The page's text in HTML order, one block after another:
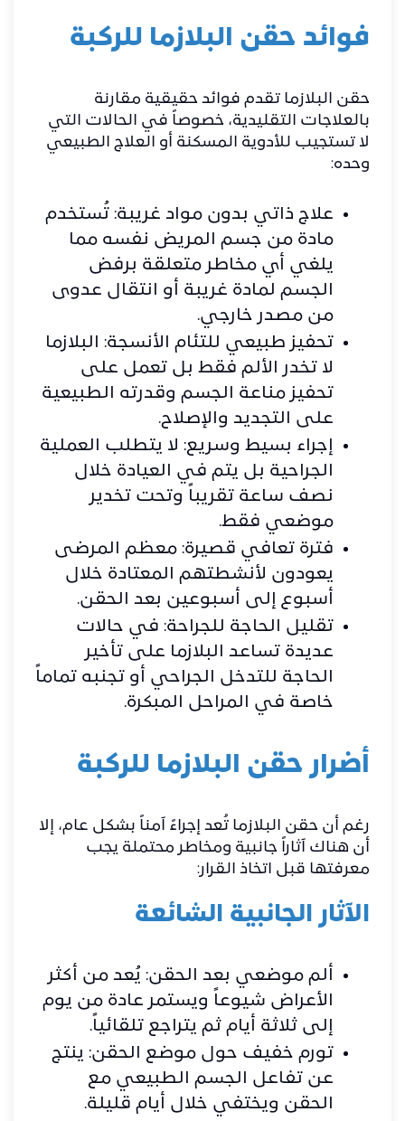
فوائد حقن البلازما للركبة
حقن البلازما تقدم فوائد حقيقية مقارنة
بالعلاجات التقليدية، خصوصاً في الحالات التي
لا تستجيب للأدوية المسكنة أو العلاج الطبيعي
وحده:
علاج ذاتي بدون مواد غريبة: تُستخدم
مادة من جسم المريض نفسه مما
يلغي أي مخاطر متعلقة برفض
الجسم لمادة غريبة أو انتقال عدوى
من مصدر خارجي.
تحفيز طبيعي للتئام الأنسجة: البلازما
لا تخدر الألم فقط بل تعمل على
تحفيز مناعة الجسم وقدرته الطبيعية
على التجديد والإصلاح.
إجراء بسيط وسريع: لا يتطلب العملية
الجراحية بل يتم في العيادة خلال
نصف ساعة تقريباً وتحت تخدير
موضعي فقط.
فترة تعافي قصيرة: معظم المرضى
يعودون لأنشطتهم المعتادة خلال
أسبوع إلى أسبوعين بعد الحقن.
تقليل الحاجة للجراحة: في حالات
عديدة تساعد البلازما على تأخير
الحاجة للتدخل الجراحي أو تجنبه تماماً
خاصة في المراحل المبكرة.
أضرار حقن البلازما للركبة
رغم أن حقن البلازما تُعد إجراءً آمناً بشكل عام، إلا
أن هناك آثاراً جانبية ومخاطر محتملة يجب
معرفتها قبل اتخاذ القرار:
الآثار الجانبية الشائعة
ألم موضعي بعد الحقن: يُعد من أكثر
الأعراض شيوعاً ويستمر عادة من يوم
إلى ثلاثة أيام ثم يتراجع تلقائياً.
تورم خفيف حول موضع الحقن: ينتج
عن تفاعل الجسم الطبيعي مع
الحقن ويختفي خلال أيام قليلة.